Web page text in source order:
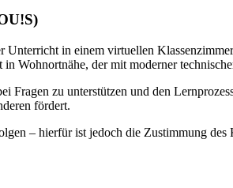
in einem virtuellen
Wohnortnähe, der mit moderner
Fragen zu unterstützen und den
fördert.
– hierfür ist jedoch die Zustimmung